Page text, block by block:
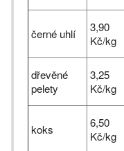
černé uhlí
3,90
Kč/kg
dřevěné
pelety
3,25
Kč/kg
koks
6,50
Kč/kg